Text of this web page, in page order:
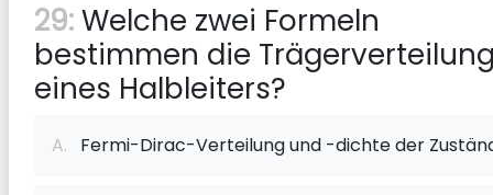
29:Welche zwei Formeln
bestimmen die
eines Halbleiters?
A. Fermi-Dirac-Verteilung und -dichte der